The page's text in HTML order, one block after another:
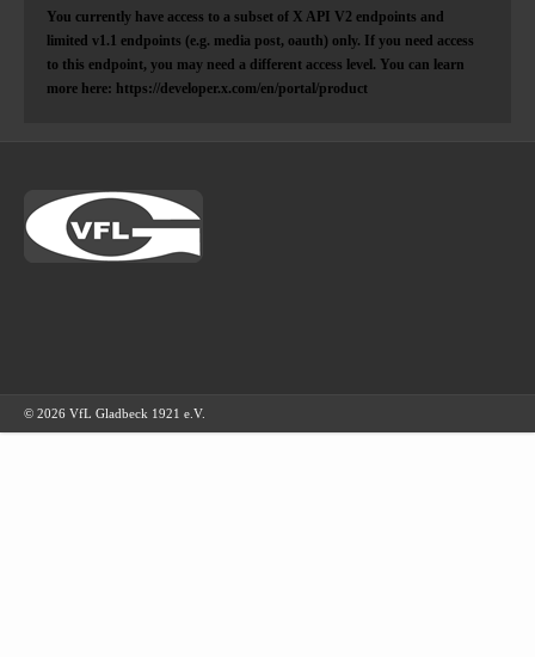
You currently have access to a subset of X API V2 endpoints and
limited v1.1 endpoints (e.g. media post, oauth) only. If you need access
to this endpoint, you may need a different access level. You can learn
more here: https://developer.x.com/en/portal/product
© 2026 VfL Gladbeck 1921 e.V.